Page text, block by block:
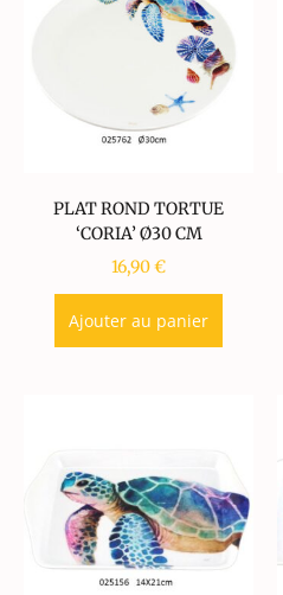
PLAT ROND TORTUE
‘CORIA’ Ø30 CM
16,90€
Ajouter au panier